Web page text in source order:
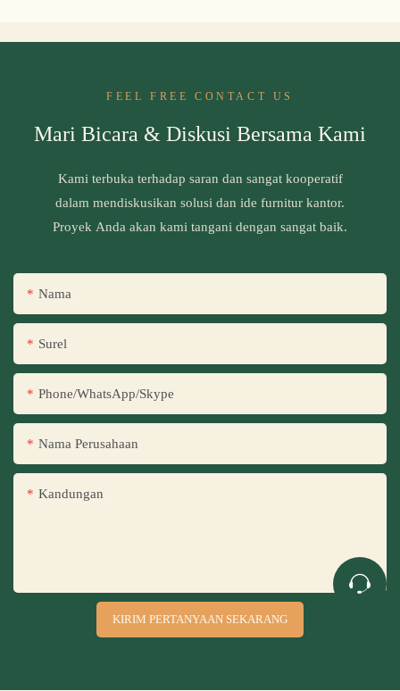
FEEL FREE CONTACT US
Mari Bicara & Diskusi Bersama Kami
Kami terbuka terhadap saran dan sangat kooperatif
dalam mendiskusikan solusi dan ide furnitur kantor.
Proyek Anda akan kami tangani dengan sangat baik.
Nama
Surel
Phone/WhatsApp/Skype
Nama Perusahaan
Kandungan
KIRIM PERTANYAAN SEKARANG